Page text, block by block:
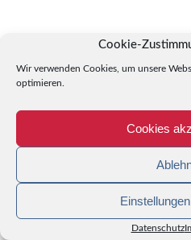
Cookie-
Wir verwenden Cookies, um unsere
optimieren.
Cookies
Datenschutz